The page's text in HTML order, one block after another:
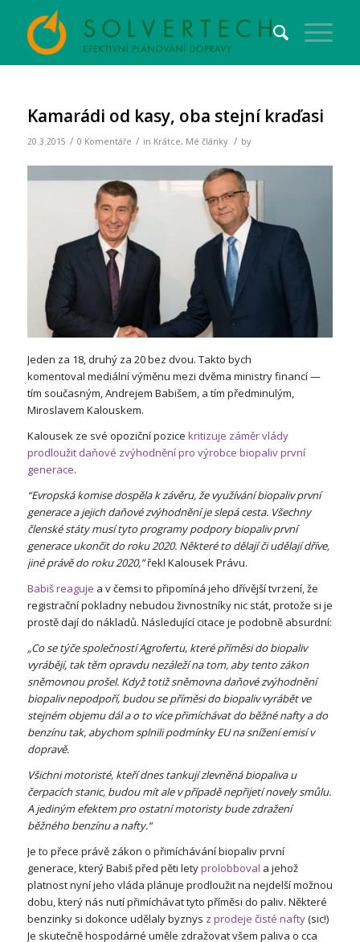
Kamarádi od kasy, oba stejní kraďasi
20.3.2015 / 0 Komentáře / in Krátce, Mé články / by
Jeden za 18, druhý za 20 bez dvou. Takto bych
komentoval mediální výměnu mezi dvěma ministry financí —
tím současným, Andrejem Babišem, a tím předminulým,
Miroslavem Kalouskem.
Kalousek ze své opoziční pozice kritizuje záměr vlády
prodloužit daňové zvýhodnění pro výrobce biopaliv první
generace.
“Evropská komise dospěla k závěru, že využívání biopaliv první
generace a jejich daňové zvýhodnění je slepá cesta. Všechny
členské státy musí tyto programy podpory biopaliv první
generace ukončit do roku 2020. Některé to dělají či udělají dříve,
jiné právě do roku 2020,”řekl Kalousek Právu.
Babiš reaguje a v čemsi to připomíná jeho dřívější tvrzení, že
registrační pokladny nebudou živnostníky nic stát, protože si je
prostě dají do nákladů. Následující citace je podobně absurdní:
„Co se týče společností Agrofertu, které příměsi do biopaliv
vyrábějí, tak těm opravdu nezáleží na tom, aby tento zákon
sněmovnou prošel. Když totiž sněmovna daňové zvýhodnění
biopaliv nepodpoří, budou se příměsi do biopaliv vyrábět ve
stejném objemu dál a o to více přimíchávat do běžné nafty a do
benzínu tak, abychom splnili podmínky EU na snížení emisí v
dopravě.
Všichni motoristé, kteří dnes tankují zlevněná biopaliva u
čerpacích stanic, budou mít ale v případě nepřijetí novely smůlu.
A jediným efektem pro ostatní motoristy bude zdražení
běžného benzínu a nafty.“
Je to přece právě zákon o přimíchávání biopaliv první
generace, který Babiš před pěti letyprolobboval a jehož
platnost nyní jeho vláda plánuje prodloužit na nejdelší možnou
dobu, který nás nutí přimíchávat tyto příměsi do paliv. Některé
benzinky si dokonce udělaly byznys z prodeje čisté nafty(sic!)
Je skutečně hospodárné uměle zdražovat všem paliva o cca